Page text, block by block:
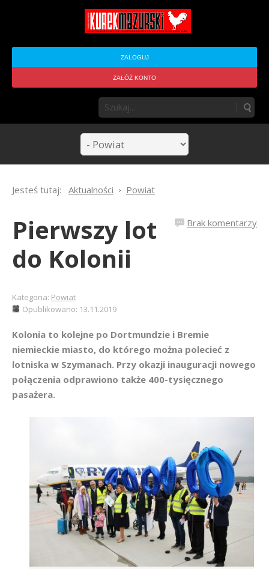
ZALOGUJ
ZAŁÓŻ KONTO
Jesteś tutaj: Aktualności Powiat
Brak komentarzy
Pierwszy lot
do Kolonii
Kategoria: Powiat
Opublikowano: 13.11.2019
Kolonia to kolejne po Dortmundzie i Bremie
niemieckie miasto, do którego można polecieć z
lotniska w Szymanach. Przy okazji inauguracji nowego
połączenia odprawiono także 400-tysięcznego
pasażera.